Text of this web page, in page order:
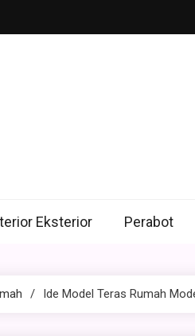
Eksterior Perabot
Ide Model Teras Rumah